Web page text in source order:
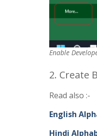
Enable
2. Create
Read also :-
English
Hindi